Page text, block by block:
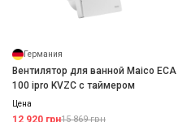
Германия
Вентилятор для ванной Maico ECA
100 ipro KVZC с таймером
Цена
12 920 грн15 869 грн